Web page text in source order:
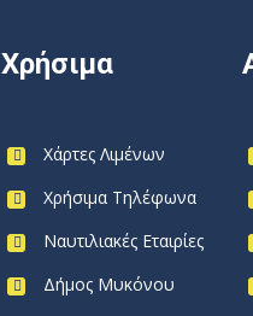
Χρήσιμα
Χάρτες Λιμένων
Χρήσιμα Τηλέφωνα
Ναυτιλιακές Εταιρίες
Δήμος Μυκόνου